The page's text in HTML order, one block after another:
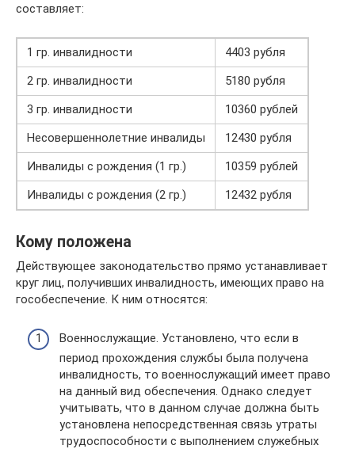
составляет:
1 гр. инвалидности
4403 рубля
2 гр. инвалидности
5180 рубля
3 гр. инвалидности
10360 рублей
Несовершеннолетние инвалиды
12430 рубля
Инвалиды с рождения (1 гр.)
10359 рублей
Инвалиды с рождения (2 гр.)
12432 рубля
Кому положена
Действующее законодательство прямо устанавливает
круг лиц, получивших инвалидность, имеющих право на
гособеспечение. К ним относятся:
Военнослужащие. Установлено, что если в
период прохождения службы была получена
инвалидность, то военнослужащий имеет право
на данный вид обеспечения. Однако следует
учитывать, что в данном случае должна быть
установлена непосредственная связь утраты
трудоспособности с выполнением служебных